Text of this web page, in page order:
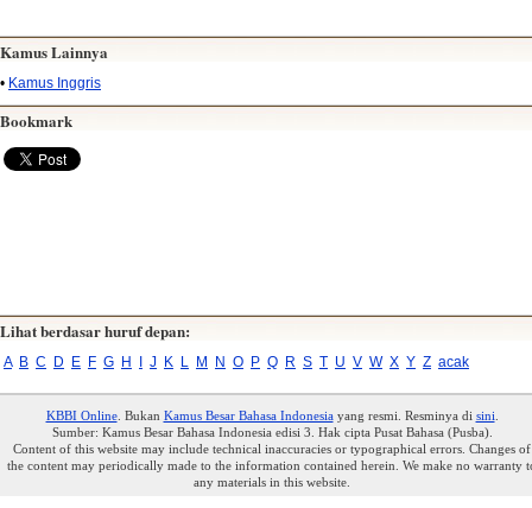
Kamus Lainnya
• Kamus Inggris
Bookmark
Lihat berdasar huruf depan:
A B C D E F G H I J K L M N O P Q R S T U V W X Y Z acak
KBBI Online. Bukan Kamus Besar Bahasa Indonesiayang resmi. Resminya di sini
Sumber: Kamus Besar Bahasa Indonesia edisi 3. Hak cipta Pusat Bahasa (Pusba).
Content of this website may include technical inaccuracies or typographical errors. Changes of
the content may periodically made to the information contained herein. We make no warranty
any materials in this website.